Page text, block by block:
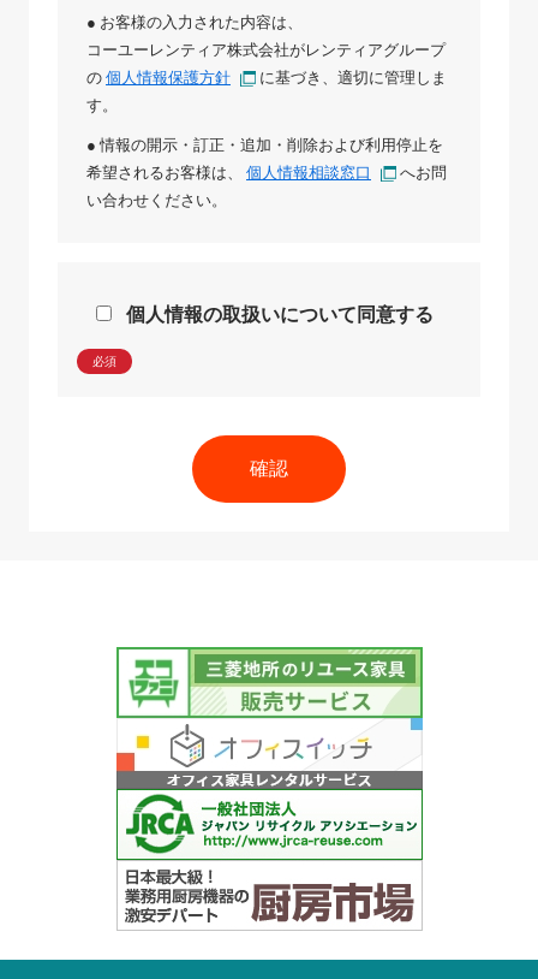
● お客様の入力された内容は、
コーユーレンティア株式会社がレンティアグループ
の 個人情報保護方針
に基づき、適切に管理しま
す。
● 情報の開示・訂正・追加・削除および利用停止を
希望されるお客様は、 個人情報相談窓口
へお問
い合わせください。
個人情報の取扱いについて同意する
必須